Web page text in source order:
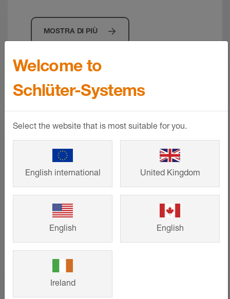
MOSTRA DI PIÙ
Referenze
Dall'abitazione familiare ai progetti di
Welcome to
Schlüter-Systems
Select the website that is most suitable for you.
English international United Kingdom
English English
Ireland